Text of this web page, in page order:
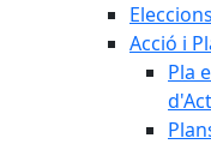
Acció i
Pla